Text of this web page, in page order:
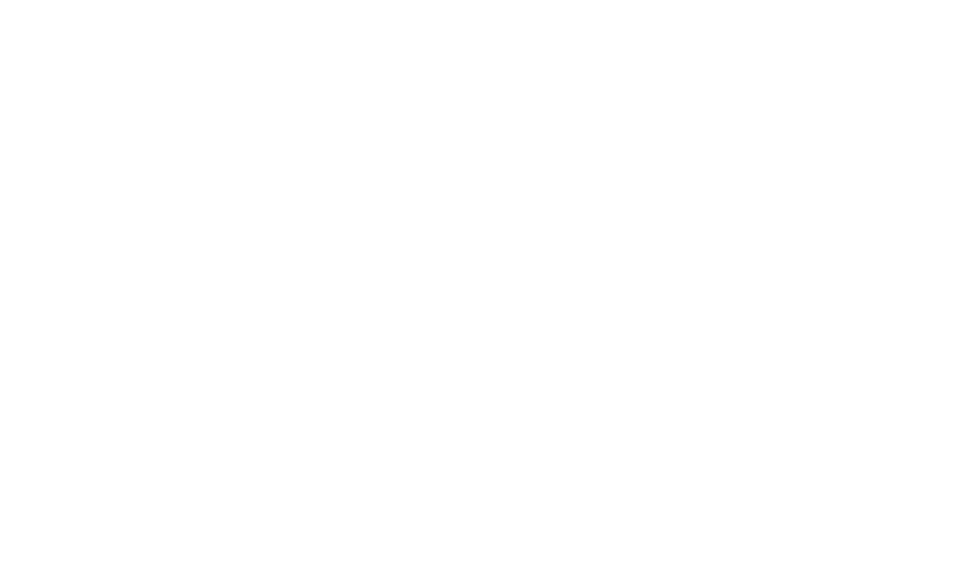
Abfällen handeln wollen, müssen Sie die Tätigkeit bei der zuständigen
und Makler von Abfällen eine Tätigkeit aufnehmen oder wesentliche
bei der zuständigen Behörde an. Per Mail oder mithilfe des Online-
die erforderlichen Unterlagen ein. Die Behörde sendet Ihnen ggfs. eine